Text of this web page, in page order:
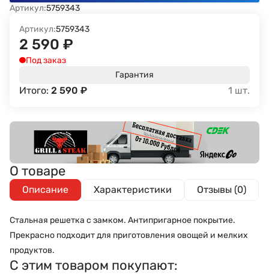
Артикул:5759343
Артикул:5759343
2 590 ₽
Под заказ
Гарантия
Итого: 2 590 ₽ 1 шт.
О товаре
Описание Характеристики Отзывы (0)
Стальная решетка с замком. Антипригарное покрытие.
Прекрасно подходит для приготовления овощей и мелких
продуктов.
С этим товаром покупают: